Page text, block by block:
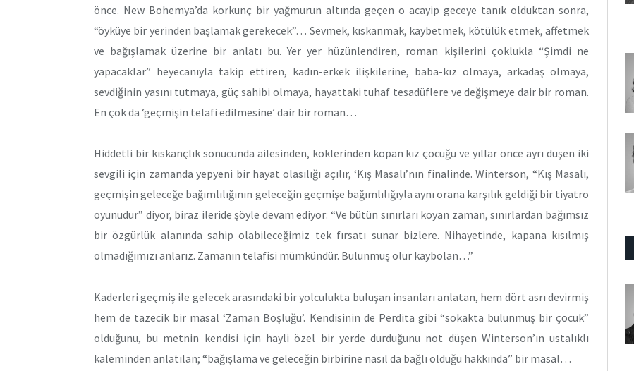
önce. New Bohemya’da korkunç bir yağmurun altında geçen o acayip geceye tanık olduktan sonra,
“öyküye bir yerinden başlamak gerekecek”… Sevmek, kıskanmak, kaybetmek, kötülük etmek, affetmek
ve bağışlamak üzerine bir anlatı bu. Yer yer hüzünlendiren, roman kişilerini çoklukla “Şimdi ne
yapacaklar” heyecanıyla takip ettiren, kadın-erkek ilişkilerine, baba-kız olmaya, arkadaş olmaya,
sevdiğinin yasını tutmaya, güç sahibi olmaya, hayattaki tuhaf tesadüflere ve değişmeye dair bir roman.
En çok da ‘geçmişin telafi edilmesine’ dair bir roman…
Hiddetli bir kıskançlık sonucunda ailesinden, köklerinden kopan kız çocuğu ve yıllar önce ayrı düşen iki
sevgili için zamanda yepyeni bir hayat olasılığı açılır, ‘Kış Masalı’nın finalinde. Winterson, “Kış Masalı,
geçmişin geleceğe bağımlılığının geleceğin geçmişe bağımlılığıyla aynı orana karşılık geldiği bir tiyatro
oyunudur” diyor, biraz ileride şöyle devam ediyor: “Ve bütün sınırları koyan zaman, sınırlardan bağımsız
bir özgürlük alanında sahip olabileceğimiz tek fırsatı sunar bizlere. Nihayetinde, kapana kısılmış
olmadığımızı anlarız. Zamanın telafisi mümkündür. Bulunmuş olur kaybolan…”
Kaderleri geçmiş ile gelecek arasındaki bir yolculukta buluşan insanları anlatan, hem dört asrı devirmiş
hem de tazecik bir masal ‘Zaman Boşluğu’. Kendisinin de Perdita gibi “sokakta bulunmuş bir çocuk”
olduğunu, bu metnin kendisi için hayli özel bir yerde durduğunu not düşen Winterson’ın ustalıklı
kaleminden anlatılan; “bağışlama ve geleceğin birbirine nasıl da bağlı olduğu hakkında” bir masal…